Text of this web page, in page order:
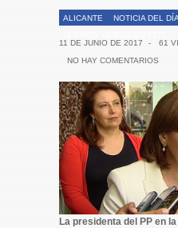
ALICANTE NOTICIA DEL DÍA
11 DE JUNIO DE 2017
- 61
NO HAY COMENTARIOS
La presidenta del PP en